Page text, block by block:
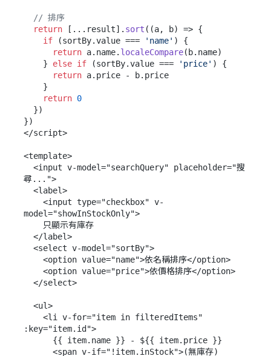
// 排序
return [...result]. sort ( (a, b) => {
if (sortBy.value === 'name' ) {
return a. name. localeCompare(b. name)
    }
else if (sortBy.value === 'price' ) {
return a. price - b. price
return 0
})
</script>
<template>
尋...">
model="showInStockOnly">
:key="item.id">